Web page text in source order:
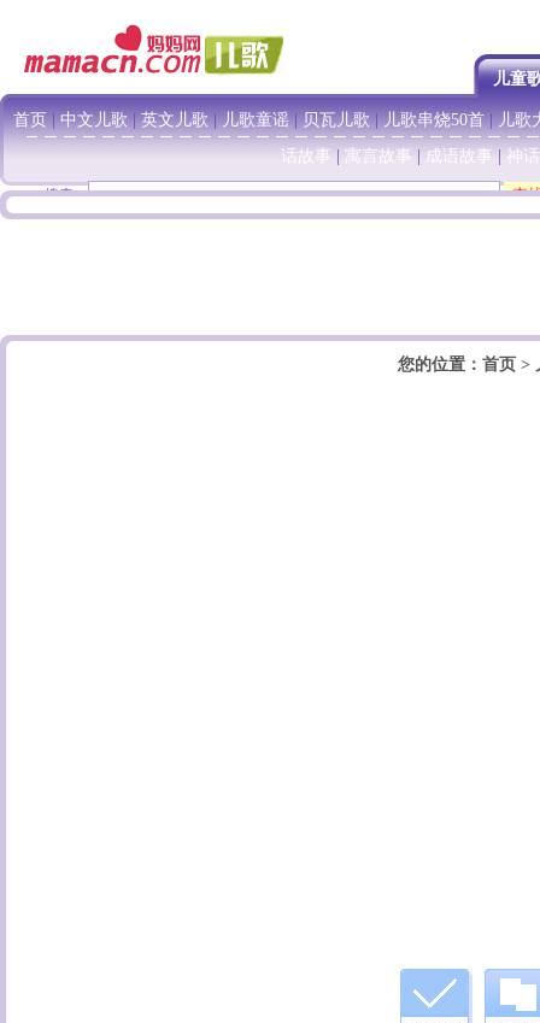
儿童
首页|中文儿歌|英文儿歌|儿歌童谣|贝瓦儿歌|儿歌串烧50首|儿歌
话故事
寓言故事 成语故事 神
搜索：
您的位置： 首页>